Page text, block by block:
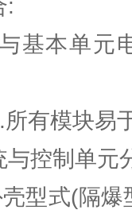
:
基本单元
有模块易
控制单元
型式(隔